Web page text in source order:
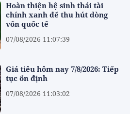
Hoàn thiện hệ sinh thái tài
chính xanh để thu hút dòng
vốn quốc tế
07/08/2026 11:07:39
Giá tiêu hôm nay 7/8/2026: Tiếp
tục ổn định
07/08/2026 11:03:02